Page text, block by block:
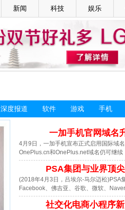
新闻 科技 娱乐
深度报道 软件 游戏 手机
一加手机官网域名
4月9日，一加手机宣布正式启用国际域
OnePlus.cn和OnePlus.net域名仍可继续
PSA集团与业界顶
(2018年4月3日，吕埃尔-马尔迈松)PSA
Facebook、佛吉亚、谷歌、微软、Naver
社交化电商小程序